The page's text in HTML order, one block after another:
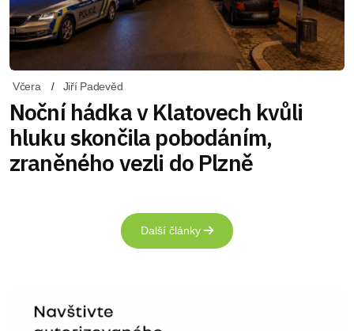
Včera Jiří Padevěd
Noční hádka v Klatovech kvůli
hluku skončila pobodáním,
zraněného vezli do Plzně
Další články